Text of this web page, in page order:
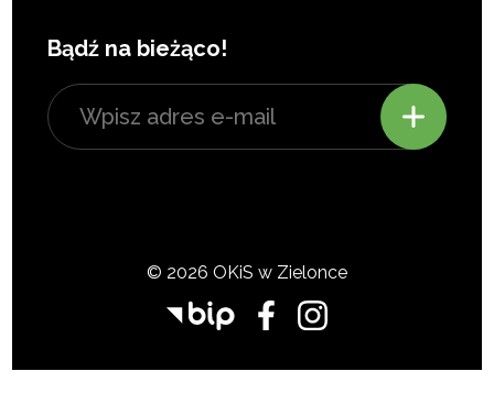
Bądź na bieżąco!
© 2026 OKiS w Zielonce